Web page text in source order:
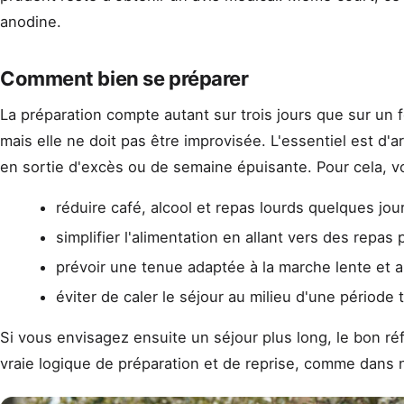
anodine.
Comment bien se préparer
La préparation compte autant sur trois jours que sur
mais elle ne doit pas être improvisée. L'essentiel est
en sortie d'excès ou de semaine épuisante. Pour cela,
réduire café, alcool et repas lourds quelques
simplifier l'alimentation en allant vers des repas
prévoir une tenue adaptée à la marche lente et
éviter de caler le séjour au milieu d'une période
Si vous envisagez ensuite un séjour plus long, le bon
vraie logique de préparation et de reprise, comme dans